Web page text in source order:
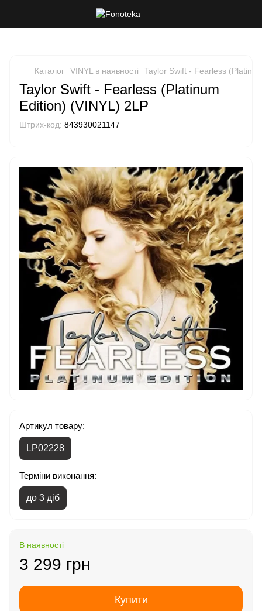
Каталог VINYL в наявності Taylor Swift - Fearless
Taylor Swift - Fearless (Platinum
Edition) (VINYL) 2LP
Штрих-код: 843930021147
Артикул товару:
LP02228
Терміни виконання:
до 3 діб
В наявності
3 299 грн
Купити